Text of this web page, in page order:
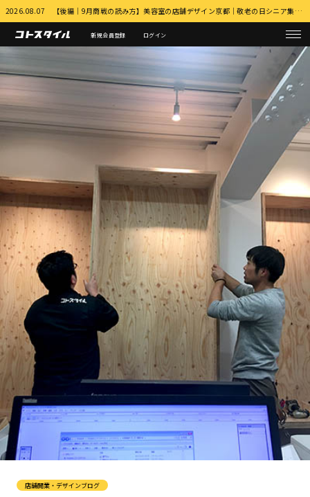
2026.08.07 【後編｜9月商戦の読み方】美容室の店舗デザイン京都｜敬老の日シニア集客とふるさと納税・MEO対策 詳細はこちら
新規会員登録 ログイン
店舗開業・デザインブログ